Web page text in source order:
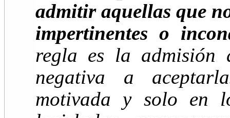
admitir aquellas que
impertinentes o
regla es la
negativa a
motivada y solo en